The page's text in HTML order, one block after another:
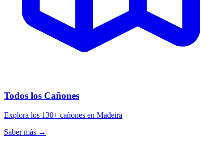
Todos los Cañones
Explora los 130+ cañones en Madeira
Saber más →